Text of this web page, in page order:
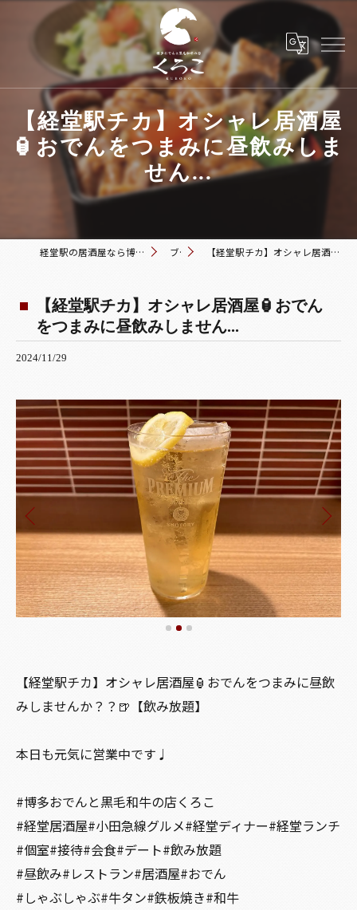
【経堂駅チカ】オシャレ居酒屋
🏮おでんをつまみに昼飲みしま
せん...
経堂駅の居酒屋なら博多おでんと黒毛和牛の店 くろこ ブログ 【経堂駅チカ】オシャレ居酒屋🏮おでんをつまみに昼飲みしません...
【経堂駅チカ】オシャレ居酒屋🏮おでん
をつまみに昼飲みしません...
2024/11/29
【経堂駅チカ】オシャレ居酒屋🏮おでんをつまみに昼飲
みしませんか？？🍺【飲み放題】
本日も元気に営業中です♩
#博多おでんと黒毛和牛の店くろこ
#経堂居酒屋#小田急線グルメ#経堂ディナー#経堂ランチ
#個室#接待#会食#デート#飲み放題
#昼飲み#レストラン#居酒屋#おでん
#しゃぶしゃぶ#牛タン#鉄板焼き#和牛